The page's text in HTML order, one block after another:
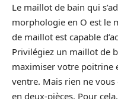
Le maillot de bain qui
morphologie en O est le
de maillot est capable
Privilégiez un maillot de
maximiser votre poitrine
ventre. Mais rien ne
en deux-pièces. Pour